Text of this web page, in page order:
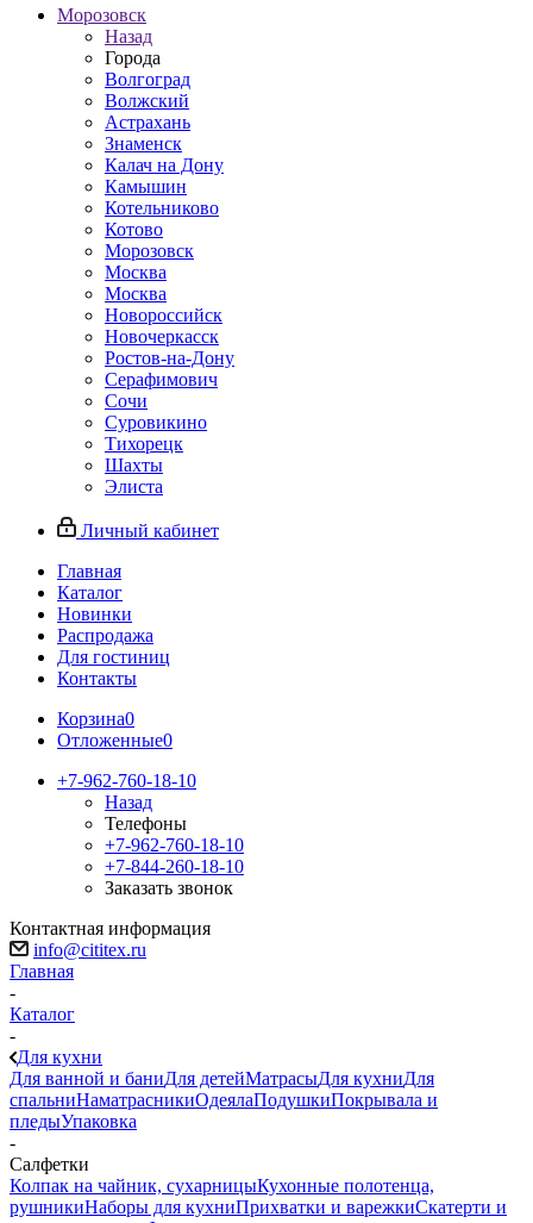
Морозовск
Назад
Города
Волгоград
Волжский
Астрахань
Знаменск
Калач на Дону
Камышин
Котельниково
Котово
Морозовск
Москва
Москва
Новороссийск
Новочеркасск
Ростов-на-Дону
Серафимович
Сочи
Суровикино
Тихорецк
Шахты
Элиста
Личный кабинет
Главная
Каталог
Новинки
Распродажа
Для гостиниц
Контакты
Корзина0
Отложенные0
+7-962-760-18-10
Назад
Телефоны
+7-962-760-18-10
+7-844-260-18-10
Заказать звонок
Контактная информация
info@cititex.ru
Главная
-
Каталог
-
Для кухни
Для ванной и баниДля детейМатрасыДля кухниДля
спальниНаматрасникиОдеялаПодушкиПокрывала и
пледыУпаковка
-
Салфетки
Колпак на чайник, сухарницыКухонные полотенца,
рушникиНаборы для кухниПрихватки и варежкиСкатерти и